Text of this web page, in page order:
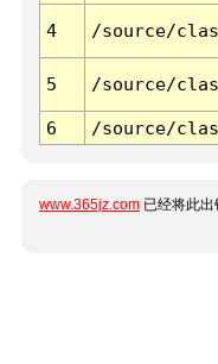
4 /source/
5 /source/
6 /source/
www.365jz.com 已经将此